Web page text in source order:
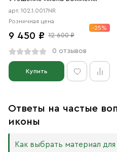
Матери в форме цаты»
чернение, родий
арт. 102.1.0017NR
Розничная цена
9 450 ₽ 12 600 ₽
-25%
0 отзывов
Купить
Ответы на частые
иконы
Как выбрать материал